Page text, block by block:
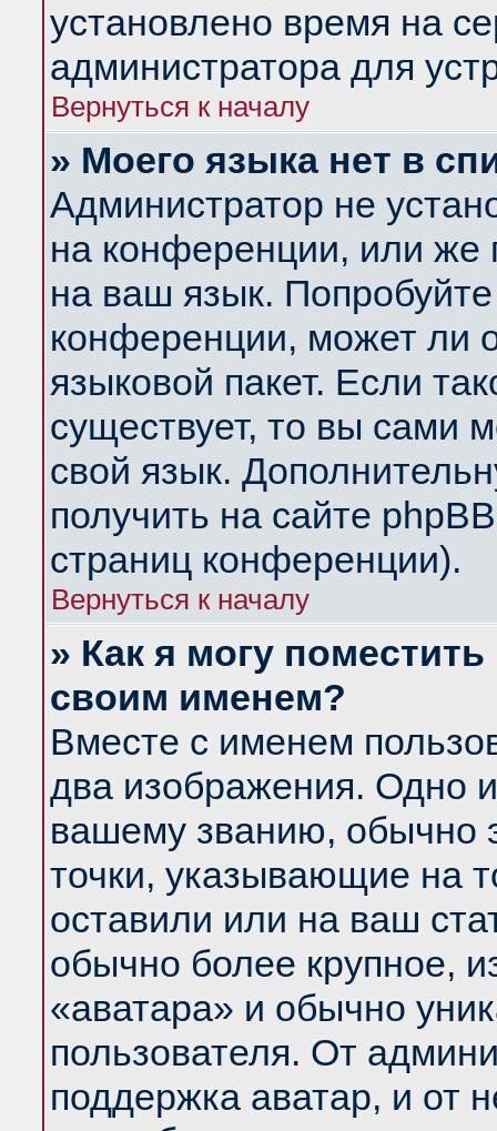
установлено время на
администратора для
Вернуться к началу
» Моего языка нет в
Администратор не
на конференции, или же
на ваш язык.
конференции, может ли
языковой пакет. Если
существует, то вы сами
свой язык.
получить на сайте
страниц конференции).
Вернуться к началу
» Как я могу
своим именем?
Вместе с именем
два изображения. Одно
вашему званию, обычно
точки, указывающие на
оставили или на ваш
обычно более крупное,
«аватара» и обычно
пользователя. От
поддержка аватар, и от